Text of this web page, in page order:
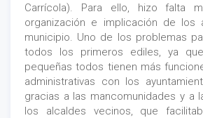
Carrícola). Para ello, hizo falta
organización e implicación de los
municipio. Uno de los problemas
todos los primeros ediles, ya
pequeñas todos tienen más
administrativas con los
gracias a las mancomunidades y a
los alcaldes vecinos, que